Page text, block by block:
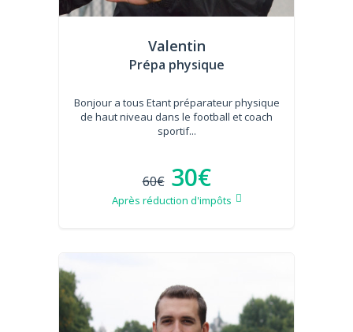
Valentin
Prépa physique
Bonjour a tous Etant préparateur physique
de haut niveau dans le football et coach
sportif...
60€ 30€
Après réduction d'impôts